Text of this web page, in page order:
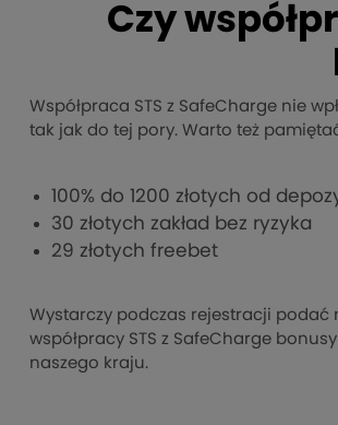
Czy
Współpraca STS z SafeCharge nie
tak jak do tej pory. Warto też
100% do 1200 złotych od
30 złotych zakład bez ryzyka
29 złotych freebet
Wystarczy podczas rejestracji podać
współpracy STS z SafeCharge
naszego kraju.